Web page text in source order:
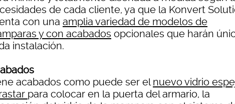
de cada cliente, ya que la Konvert
con una amplia variedad de modelos de
y con acabados opcionales que harán
instalación.
acabados como puede ser elnuevo vidrio
para colocar en la puerta del armario, la